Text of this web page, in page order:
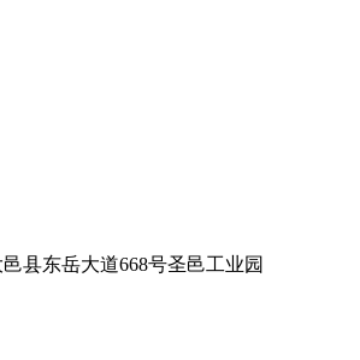
县东岳大道668号圣邑工业园